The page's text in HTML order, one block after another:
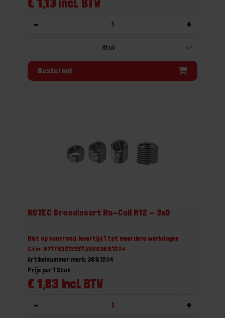
- +
Bestel nu!
ROTEC Draadinsert Ro-Coil M12 - 3xD
Niet op voorraad, levertijd 1 tot meerdere werkdagen
Gtin: 8717832135511,VARO389.1204
Artikelnummer merk: 389.1204
€ 1,83 incl. BTW
Prijs per 1 Stuk
- +